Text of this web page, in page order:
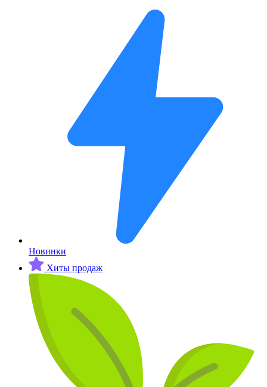
Новинки
Хиты продаж